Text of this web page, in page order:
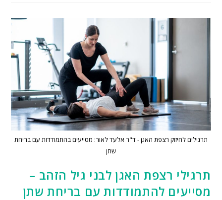
תרגילים לחיזוק רצפת האגן - ד"ר אלעד לאור: מסייעים בהתמודדות עם בריחת
שתן
תרגילי רצפת האגן לבני גיל הזהב –
מסייעים להתמודדות עם בריחת שתן